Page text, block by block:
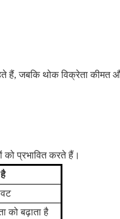
हैं, जबकि थोक विक्रेता कीमत
प्रभावित करते हैं।
को बढ़ाता है